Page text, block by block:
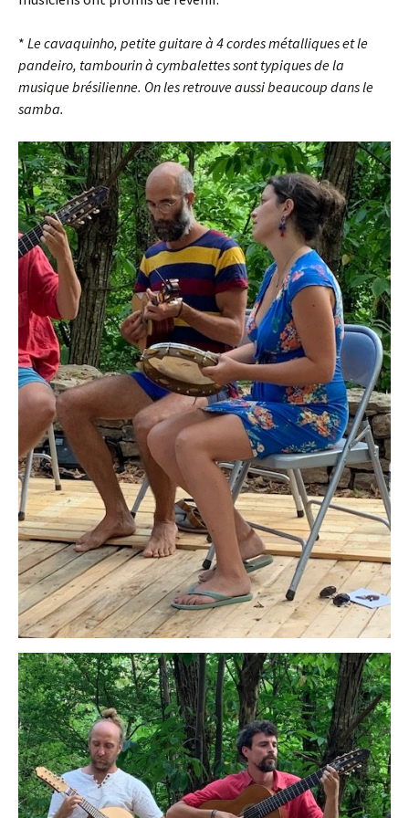
* Le cavaquinho, petite guitare à 4 cordes métalliques et le
pandeiro, tambourin à cymbalettes sont typiques de la
musique brésilienne. On les retrouve aussi beaucoup dans le
samba.